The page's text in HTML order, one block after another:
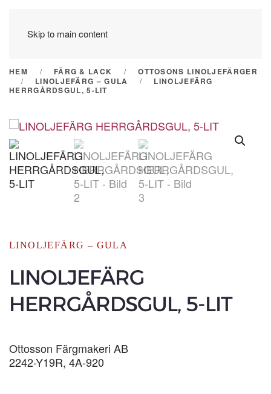
Skip to main content
HEM FÄRG & LACK
OTTOSONS LINOLJEFÄRGER
LINOLJEFÄRG – GULA
LINOLJEFÄRG
HERRGÅRDSGUL, 5-LIT
LINOLJEFÄRG – GULA
LINOLJEFÄRG
HERRGÅRDSGUL, 5-LIT
Ottosson Färgmakeri AB
2242-Y19R, 4A-920